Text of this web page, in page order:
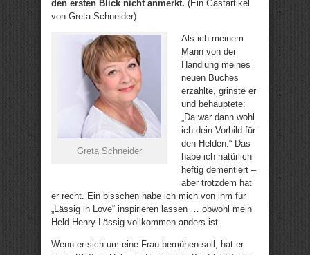
den ersten Blick nicht anmerkt. (Ein Gastartikel
von Greta Schneider)
Greta Schneider
Als ich meinem
Mann von der
Handlung meines
neuen Buches
erzählte, grinste er
und behauptete:
„Da war dann wohl
ich dein Vorbild für
den Helden.“ Das
habe ich natürlich
heftig dementiert –
aber trotzdem hat
er recht. Ein bisschen habe ich mich von ihm für
„Lässig in Love“ inspirieren lassen … obwohl mein
Held Henry Lässig vollkommen anders ist.
Wenn er sich um eine Frau bemühen soll, hat er